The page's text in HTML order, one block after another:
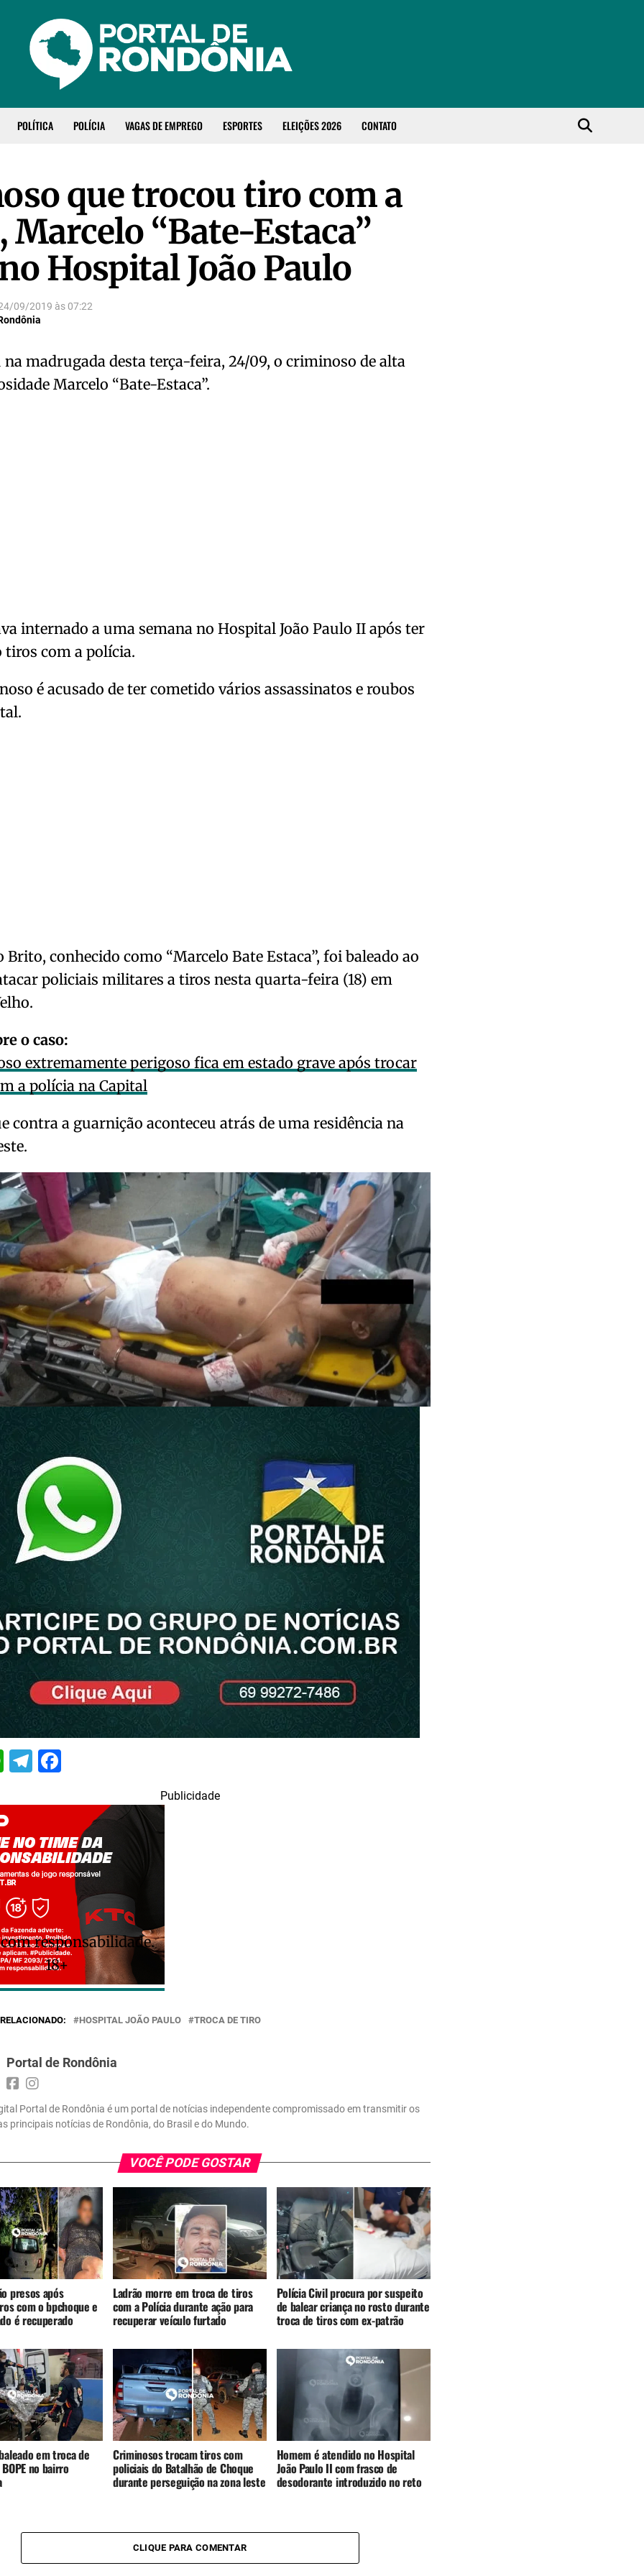
POLÍTICA POLÍCIA VAGAS DE EMPREGO ESPORTES ELEIÇÕES 2026 CONTATO
que trocou tiro com a
“Bate-Estaca”
Hospital João Paulo
09/2019 às 07:22
madrugada desta terça-feira, 24/09, o criminoso de alta
Marcelo “Bate-Estaca”.
internado a uma semana no Hospital João Paulo II após ter
tiros com a polícia.
é acusado de ter cometido vários assassinatos e roubos
Brito, conhecido como “Marcelo Bate Estaca”, foi baleado ao
policiais militares a tiros nesta quarta-feira (18) em
o caso:
extremamente perigoso fica em estado grave após trocar
a polícia na Capital
contra a guarnição aconteceu atrás de uma residência na
WhatsApp
Telegram
Publicidade
com responsabilidade.
18+
HOSPITAL JOÃO PAULO TROCA DE TIRO
Portal de Rondônia
Portal de Rondônia é um portal de notícias independente compromissado em transmitir os
principais notícias de Rondônia, do Brasil e do Mundo.
VOCÊ PODE GOSTAR
presos após
com o bpchoque e
é recuperado
Ladrão morre em troca de tiros
com a Polícia durante ação para
recuperar veículo furtado
Polícia Civil procura por suspeito
de balear criança no rosto durante
troca de tiros com ex-patrão
em troca de
no bairro
Criminosos trocam tiros com
policiais do Batalhão de Choque
durante perseguição na zona leste
Homem é atendido no Hospital
João Paulo II com frasco de
desodorante introduzido no reto
CLIQUE PARA COMENTAR